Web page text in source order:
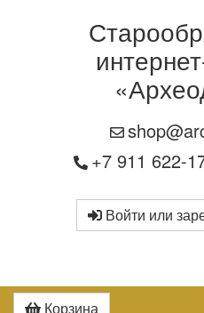
+7 911 622-
Войти или
Корзина